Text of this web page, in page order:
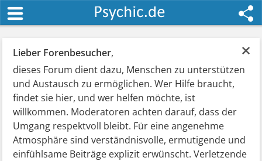
×
Lieber Forenbesucher,
dieses Forum dient dazu, Menschen zu unterstützen
und Austausch zu ermöglichen. Wer Hilfe braucht,
findet sie hier, und wer helfen möchte, ist
willkommen. Moderatoren achten darauf, dass der
Umgang respektvoll bleibt. Für eine angenehme
Atmosphäre sind verständnisvolle, ermutigende und
einfühlsame Beiträge explizit erwünscht. Verletzende